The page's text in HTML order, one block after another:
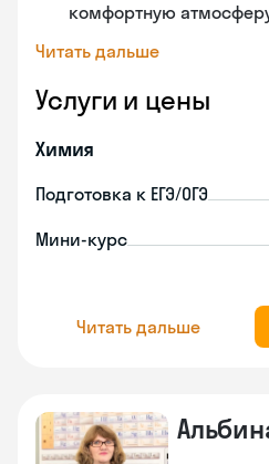
комфортную
Читать дальше
Услуги и цены
Химия
Подготовка к ЕГЭ/ОГЭ
Мини-курс
Читать дальше